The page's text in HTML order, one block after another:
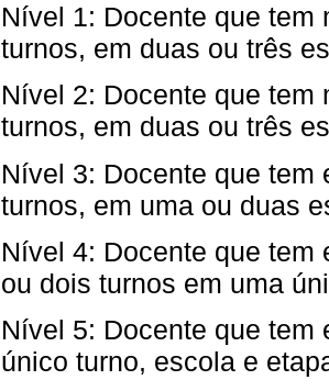
Nível 1: Docente que tem
turnos, em duas ou três
Nível 2: Docente que tem
turnos, em duas ou três
Nível 3: Docente que tem
turnos, em uma ou duas
Nível 4: Docente que tem
ou dois turnos em uma
Nível 5: Docente que tem
único turno, escola e